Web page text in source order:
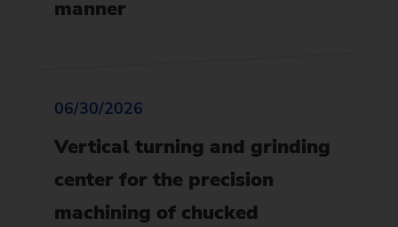
manner
06/30/2026
Vertical turning and grinding
center for the precision
machining of chucked